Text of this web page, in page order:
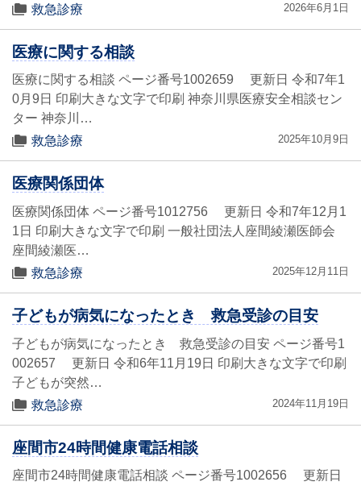
救急診療
2026年6月1日
医療に関する相談
医療に関する相談 ページ番号1002659 更新日 令和7年1
0月9日 印刷大きな文字で印刷 神奈川県医療安全相談セン
ター 神奈川…
救急診療
2025年10月9日
医療関係団体
医療関係団体 ページ番号1012756 更新日 令和7年12月1
1日 印刷大きな文字で印刷 一般社団法人座間綾瀬医師会
座間綾瀬医…
救急診療
2025年12月11日
子どもが病気になったとき 救急受診の目安
子どもが病気になったとき 救急受診の目安 ページ番号1
002657 更新日 令和6年11月19日 印刷大きな文字で印刷
子どもが突然…
救急診療
2024年11月19日
座間市24時間健康電話相談
座間市24時間健康電話相談 ページ番号1002656 更新日